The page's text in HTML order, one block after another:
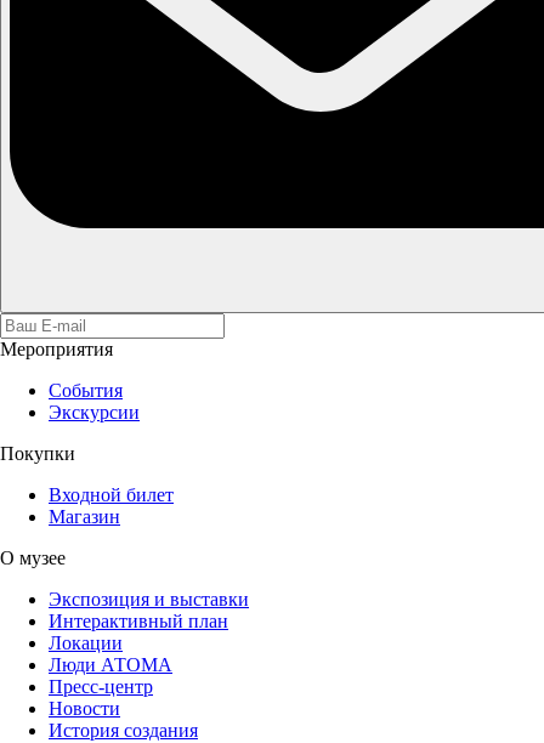
Мероприятия
События
Экскурсии
Покупки
Входной билет
Магазин
О музее
Экспозиция и выставки
Интерактивный план
Локации
Люди АТОМА
Пресс-центр
Новости
История создания